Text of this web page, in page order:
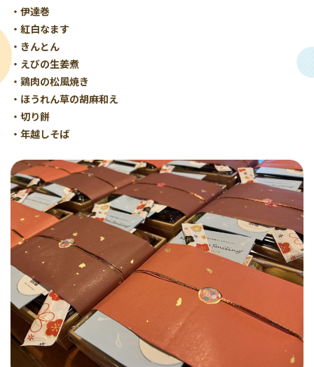
・伊達巻
・紅白なます
・きんとん
・えびの生姜煮
・鶏肉の松風焼き
・ほうれん草の胡麻和え
・切り餅
・年越しそば